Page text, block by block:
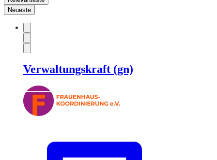
Neueste
Verwaltungskraft (gn)